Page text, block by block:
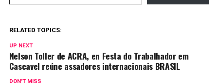
RELATED TOPICS:
UP NEXT
Nelson Toller de ACRA, en Festa do Trabalhador em
Cascavel reúne assadores internacionais BRASIL
DON'T MISS